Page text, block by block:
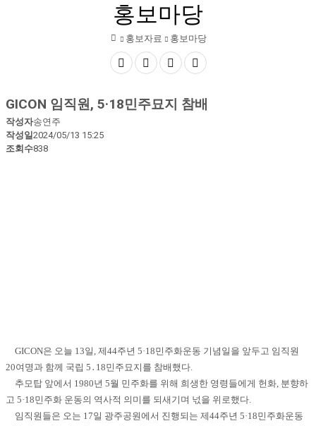
홍보마당
홈
홍보자료 홍보마당
크게 작게
유
GICON 임직원, 5·18민주묘지 참배
작성자송연주
작성일2024/05/13 15:25
조회수838
GICON은 오늘 13일 ,제44주년5·18민주화운동 기념일을 앞두고 임직원
20여명과 함께 국립 5 ․ 18민주묘지를 참배했다.
추모탑 앞에서 1980년5월 민주화를 위해 희생한 영령들에게 헌화, 분향하
고 5·18민주화 운동의 역사적 의미를 되새기며 넋을 위로했다.
임직원들은 오는 17일 광주공원에서 진행되는 제44주년5·18민주화운동